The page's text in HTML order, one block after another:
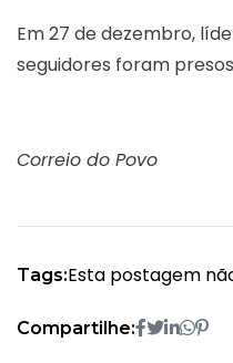
Em 27 de dezembro,
seguidores foram
Correio do Povo
Tags:Esta postagem
Compartilhe: